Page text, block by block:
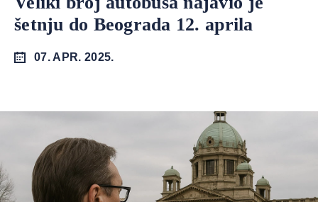
šetnju do Beograda 12. aprila
07. APR. 2025.